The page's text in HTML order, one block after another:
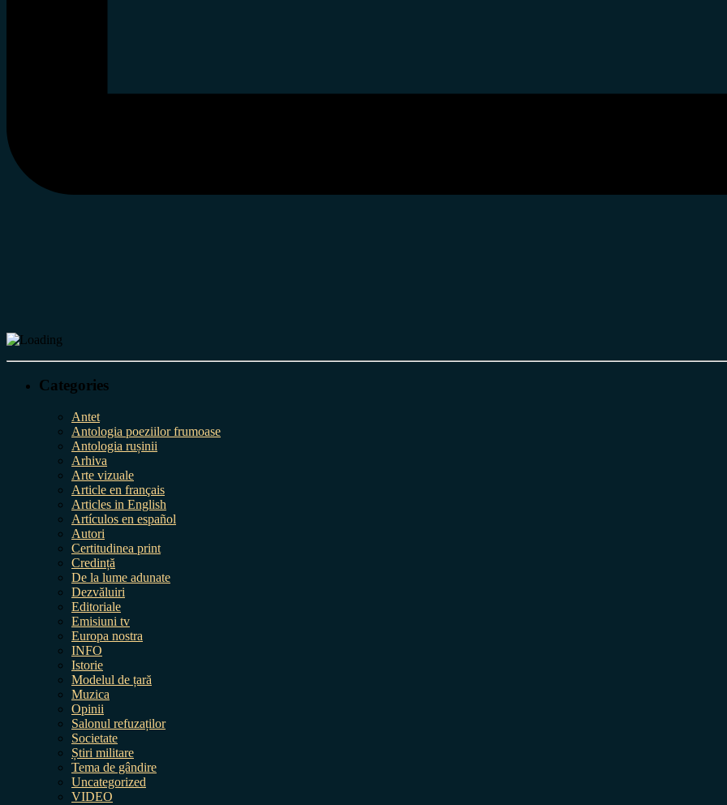
Categories
Antet
Antologia poeziilor frumoase
Antologia rușinii
Arhiva
Arte vizuale
Article en français
Articles in English
Artículos en español
Autori
Certitudinea print
Credință
De la lume adunate
Dezvăluiri
Editoriale
Emisiuni tv
Europa nostra
INFO
Istorie
Modelul de țară
Muzica
Opinii
Salonul refuzaților
Societate
Știri militare
Tema de gândire
Uncategorized
VIDEO